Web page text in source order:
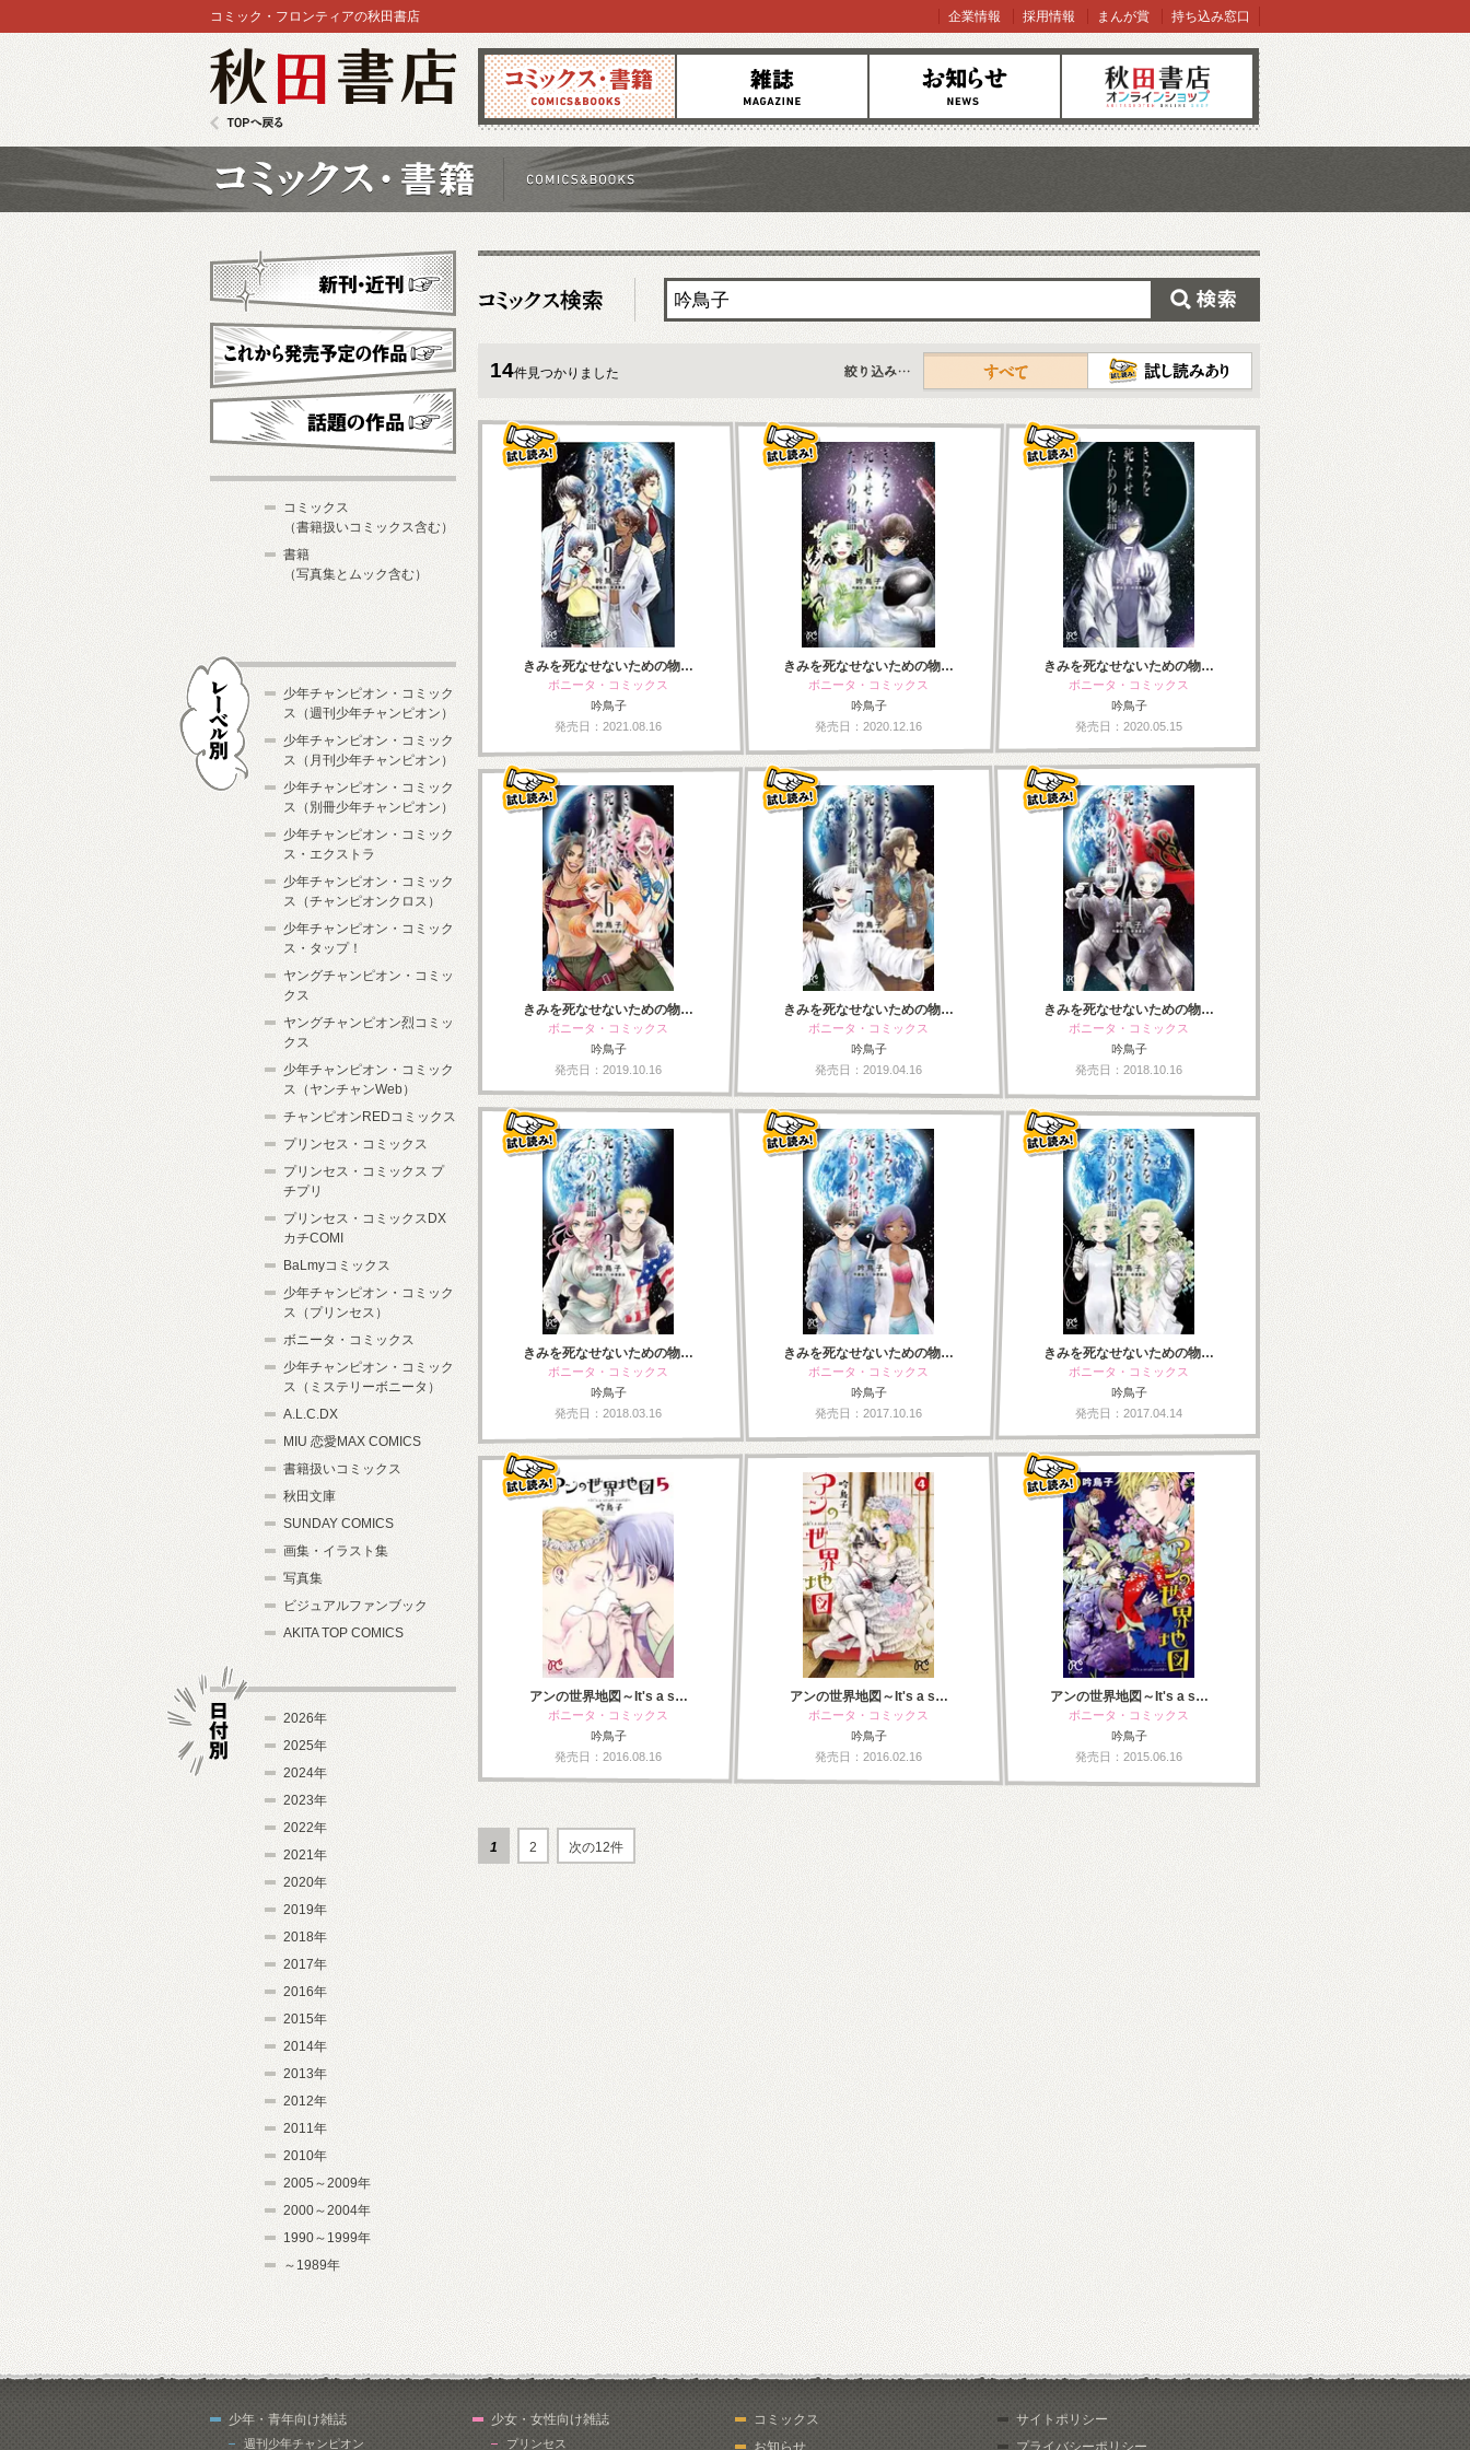
コミックス 雑誌 お知らせ オンラインショップ
コミック・フロンティアの秋田書店 企業情報 採用情報 まんが賞 持ち込み窓口
14件見つかりました
すべて
きみを死なせないための物…
ボニータ・コミックス
吟鳥子
発売日：2021.08.16
きみを死なせないための物…
ボニータ・コミックス
吟鳥子
発売日：2020.12.16
きみを死なせないための物…
ボニータ・コミックス
吟鳥子
発売日：2020.05.15
きみを死なせないための物…
ボニータ・コミックス
吟鳥子
発売日：2019.10.16
きみを死なせないための物…
ボニータ・コミックス
吟鳥子
発売日：2019.04.16
きみを死なせないための物…
ボニータ・コミックス
吟鳥子
発売日：2018.10.16
きみを死なせないための物…
ボニータ・コミックス
吟鳥子
発売日：2018.03.16
きみを死なせないための物…
ボニータ・コミックス
吟鳥子
発売日：2017.10.16
きみを死なせないための物…
ボニータ・コミックス
吟鳥子
発売日：2017.04.14
アンの世界地図～It's a s…
ボニータ・コミックス
吟鳥子
発売日：2016.08.16
アンの世界地図～It's a s…
ボニータ・コミックス
吟鳥子
発売日：2016.02.16
アンの世界地図～It's a s…
ボニータ・コミックス
吟鳥子
発売日：2015.06.16
1 2 次の12件
新刊・近刊
これから発売予定
コミックス
（書籍扱いコミックス含む）
書籍
（写真集とムック含む）
少年チャンピオン・コミック
ス（週刊少年チャンピオン）
少年チャンピオン・コミック
ス（月刊少年チャンピオン）
少年チャンピオン・コミック
ス（別冊少年チャンピオン）
少年チャンピオン・コミック
ス・エクストラ
少年チャンピオン・コミック
ス（チャンピオンクロス）
少年チャンピオン・コミック
ス・タップ！
ヤングチャンピオン・コミッ
クス
ヤングチャンピオン烈コミッ
クス
少年チャンピオン・コミック
ス（ヤンチャンWeb）
チャンピオンREDコミックス
プリンセス・コミックス
プリンセス・コミックス プ
チプリ
プリンセス・コミックスDX
カチCOMI
BaLmyコミックス
少年チャンピオン・コミック
ス（プリンセス）
ボニータ・コミックス
少年チャンピオン・コミック
ス（ミステリーボニータ）
A.L.C.DX
MIU 恋愛MAX COMICS
書籍扱いコミックス
秋田文庫
SUNDAY COMICS
画集・イラスト集
写真集
ビジュアルファンブック
AKITA TOP COMICS
2026年
2025年
2024年
2023年
2022年
2021年
2020年
2019年
2018年
2017年
2016年
2015年
2014年
2013年
2012年
2011年
2010年
2005～2009年
2000～2004年
1990～1999年
～1989年
少年・青年向け雑誌
週刊少年チャンピオン
少女・女性向け雑誌
プリンセス
コミックス
お知らせ
サイトポリシー
プライバシーポリシー